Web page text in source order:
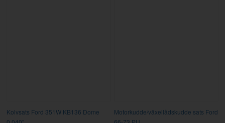
Kolvsats Ford 351W KB136 Dome
Motorkudde/växellådskudde sats Ford